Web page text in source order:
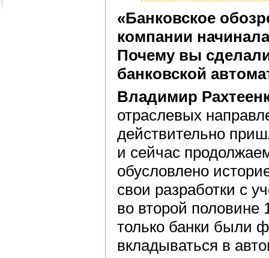
«Банковское
компании
Почему вы
банковской
Владимир
отраслевых
действительно
и сейчас
обусловлено
свои разработки с
во второй половине
только банки были
вкладываться в